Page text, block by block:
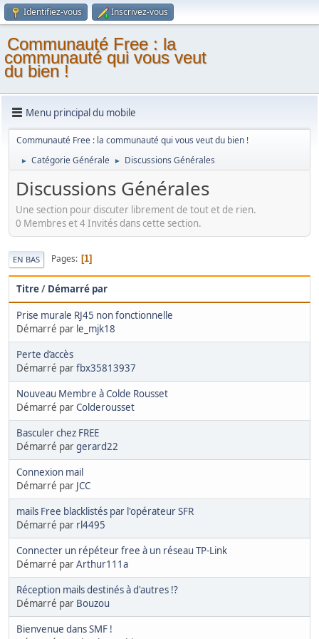
Identifiez-vous Inscrivez-vous
Communauté Free : la
communauté qui vous veut
du bien !
Menu principal du mobile
Communauté Free : la communauté qui vous veut du bien !
► Catégorie Générale ► Discussions Générales
Discussions Générales
Une section pour discuter librement de tout et de rien.
0 Membres et 4 Invités dans cette section.
EN BAS Pages 1
Titre/ Démarré par
Prise murale RJ45 non fonctionnelle
Démarré par le_mjk18
Perte d’accès
Démarré parfbx35813937
Nouveau Membre à Colde Rousset
Démarré parColderousset
Basculer chez FREE
Démarré pargerard22
Connexion mail
Démarré par JCC
mails Free blacklistés par l'opérateur SFR
Démarré par rl4495
Connecter un répéteur free à un réseau TP-Link
Démarré parArthur111a
Réception mails destinés à d'autres !?
Démarré par Bouzou
Bienvenue dans SMF !